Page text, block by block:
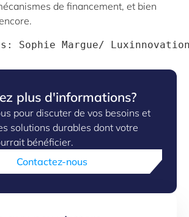
de financement, et bien
Sophie Margue/
plus d'informations?
pour discuter de vos besoins et
solutions durables dont votre
bénéficier.
Contactez-nous